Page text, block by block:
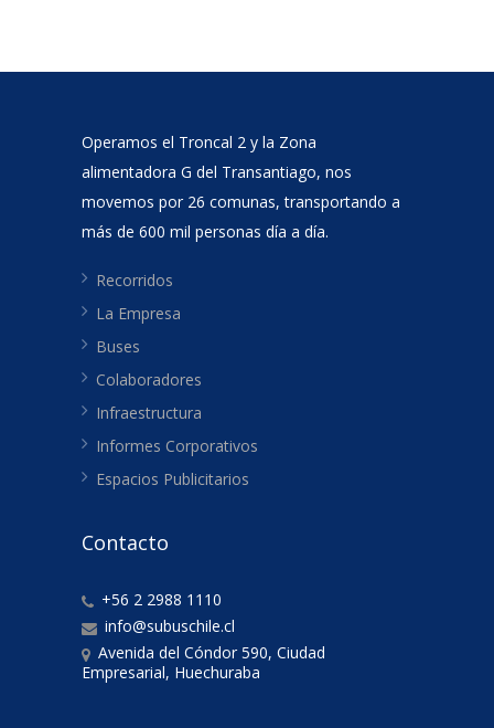
Operamos el Troncal 2 y la Zona
alimentadora G del Transantiago, nos
movemos por 26 comunas, transportando a
más de 600 mil personas día a día.
Recorridos
La Empresa
Buses
Colaboradores
Infraestructura
Informes Corporativos
Espacios Publicitarios
Contacto
+56 2 2988 1110
info@subuschile.cl
Avenida del Cóndor 590, Ciudad
Empresarial, Huechuraba